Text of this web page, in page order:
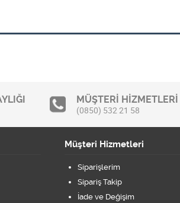
MÜŞTERİ HİZMETLERİ
(0850) 532 21 58
Müşteri Hizmetleri
Siparişlerim
Sipariş Takip
İade ve Değişim